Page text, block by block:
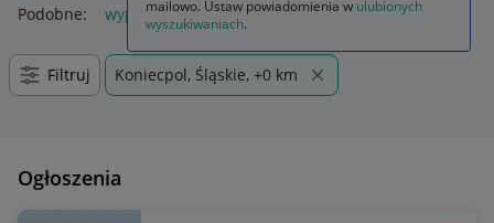
Podobne: wyposażenie i akcesoria samochodowe
Filtruj Koniecpol, Śląskie, +0 km
Ogłoszenia
mailowo. Ustaw powiadomienia w ulubionych
wyszukiwaniach.